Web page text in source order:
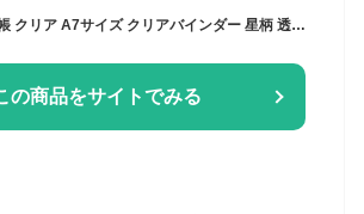
バインダー シール帳 クリア A7サイズ クリアバインダー 星柄 透明 手帳 キラキラ 軽量 シール帳 M5サイズ 6穴 A6サイズ ダブルボタン シンプル おしゃれ かわいい
の商品をサイトでみる